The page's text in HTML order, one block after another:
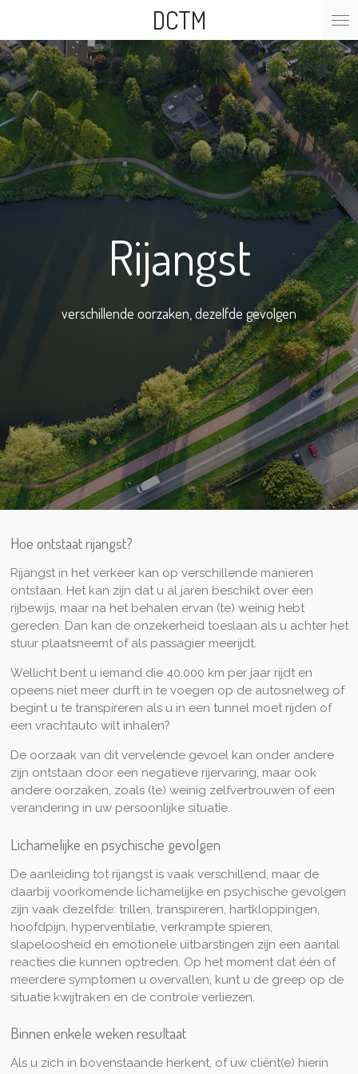
naar
de
hoofdinhoud
DCTM
Rijangst
verschillende oorzaken, dezelfde gevolgen
Hoe ontstaat rijangst?
Rijangst in het verkeer kan op verschillende manieren
ontstaan. Het kan zijn dat u al jaren beschikt over een
rijbewijs, maar na het behalen ervan (te) weinig hebt
gereden. Dan kan de onzekerheid toeslaan als u achter het
stuur plaatsneemt of als passagier meerijdt.
Wellicht bent u iemand die 40.000 km per jaar rijdt en
opeens niet meer durft in te voegen op de autosnelweg of
begint u te transpireren als u in een tunnel moet rijden of
een vrachtauto wilt inhalen?
De oorzaak van dit vervelende gevoel kan onder andere
zijn ontstaan door een negatieve rijervaring, maar ook
andere oorzaken, zoals (te) weinig zelfvertrouwen of een
verandering in uw persoonlijke situatie.
Lichamelijke en psychische gevolgen
De aanleiding tot rijangst is vaak verschillend, maar de
daarbij voorkomende lichamelijke en psychische gevolgen
zijn vaak dezelfde: trillen, transpireren, hartkloppingen,
hoofdpijn, hyperventilatie, verkrampte spieren,
slapeloosheid en emotionele uitbarstingen zijn een aantal
reacties die kunnen optreden. Op het moment dat één of
meerdere symptomen u overvallen, kunt u de greep op de
situatie kwijtraken en de controle verliezen.
Binnen enkele weken resultaat
Als u zich in bovenstaande herkent, of uw cliënt(e) hierin